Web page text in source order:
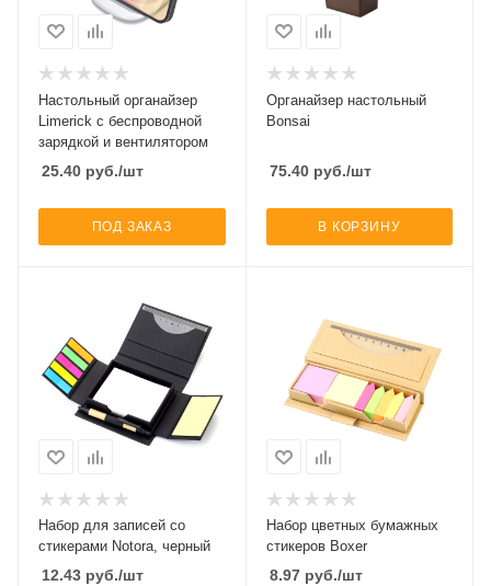
Настольный органайзер
Limerick c беспроводной
зарядкой и вентилятором
25.40 руб./шт
ПОД ЗАКАЗ
Органайзер настольный
Bonsai
75.40руб./шт
В КОРЗИНУ
Набор для записей со
стикерами Notora, черный
12.43 руб./шт
Набор цветных бумажных
стикеров Boxer
8.97руб./шт